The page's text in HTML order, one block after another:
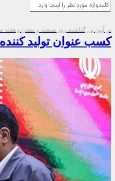
در آیین بزرگداشت روز صنعت و معدن و هفته
کسب عنوان تولید